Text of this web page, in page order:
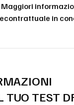
in
TUO TEST